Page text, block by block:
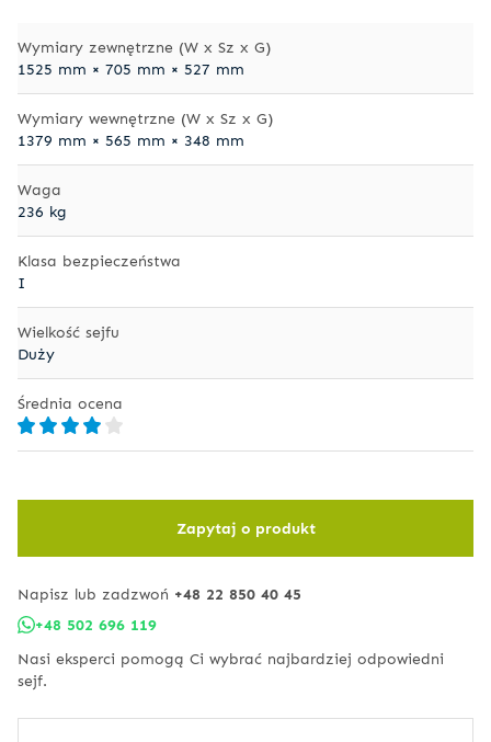
Wymiary zewnętrzne (W x Sz x G)
1525 mm × 705 mm × 527 mm
Wymiary wewnętrzne (W x Sz x G)
1379 mm × 565 mm × 348 mm
Waga
236 kg
Klasa bezpieczeństwa
I
Wielkość sejfu
Duży
Średnia ocena
Zapytaj o produkt
Napisz lub zadzwoń +48 22 850 40 45
+48 502 696 119
Nasi eksperci pomogą Ci wybrać najbardziej odpowiedni
sejf.